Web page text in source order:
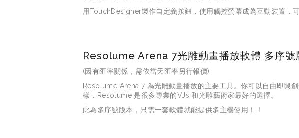
用TouchDesigner製作自定義按鈕，使用觸控螢幕成為互動裝置，
Resolume Arena 7光雕動畫播放軟體 多序號
(因有匯率關係，需依當天匯率另行報價)
Resolume Arena 7 為光雕動畫播放的主要工具。你可以自由即興
樣， Resolume 是很多專業的VJs 和光雕藝術家最好的選擇。
此為多序號版本，只需一套軟體就能提供多主機使用！！